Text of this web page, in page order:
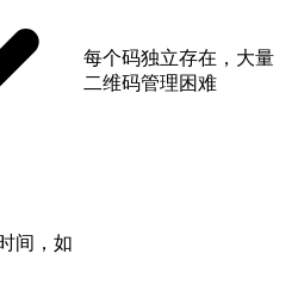
每个码独立存在，大量
二维码管理困难
间，如